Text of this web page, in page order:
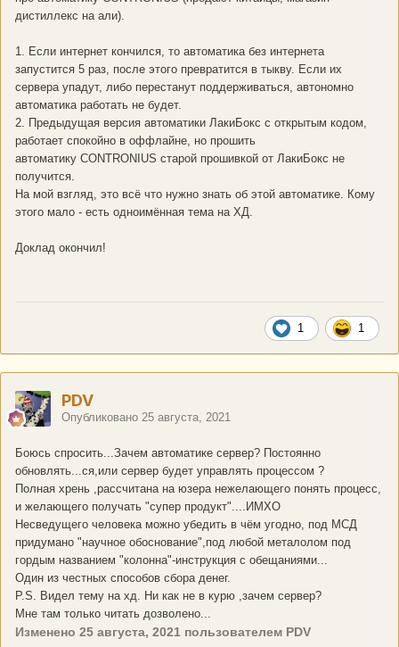
дистиллекс на али).
1. Если интернет кончился, то автоматика без интернета
запустится 5 раз, после этого превратится в тыкву. Если их
сервера упадут, либо перестанут поддерживаться, автономно
автоматика работать не будет.
2. Предыдущая версия автоматики ЛакиБокс с открытым кодом,
работает спокойно в оффлайне, но прошить
автоматику CONTRONIUS старой прошивкой от ЛакиБокс не
получится.
На мой взгляд, это всё что нужно знать об этой автоматике. Кому
этого мало - есть одноимённая тема на ХД.
Доклад окончил!
1 1
PDV
Опубликовано 25 августа, 2021
Боюсь спросить...Зачем автоматике сервер? Постоянно
обновлять...ся,или сервер будет управлять процессом ?
Полная хрень ,рассчитана на юзера нежелающего понять процесс,
и желающего получать "супер продукт"....ИМХО
Несведущего человека можно убедить в чём угодно, под МСД
придумано "научное обоснование",под любой металолом под
гордым названием "колонна"-инструкция с обещаниями...
Один из честных способов сбора денег.
P.S. Видел тему на хд. Ни как не в курю ,зачем сервер?
Мне там только читать дозволено...
Изменено 25 августа, 2021 пользователем PDV